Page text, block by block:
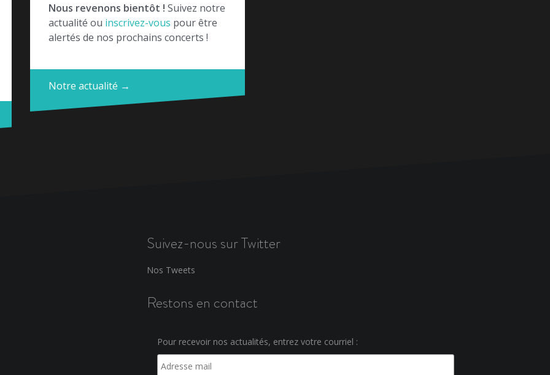
Nous revenons bientôt ! Suivez notre
actualité ou inscrivez-vous pour être
alertés de nos prochains concerts !
Notre actualité →
Suivez-nous sur Twitter
Nos Tweets
Restons en contact
Pour recevoir nos actualités, entrez votre courriel :